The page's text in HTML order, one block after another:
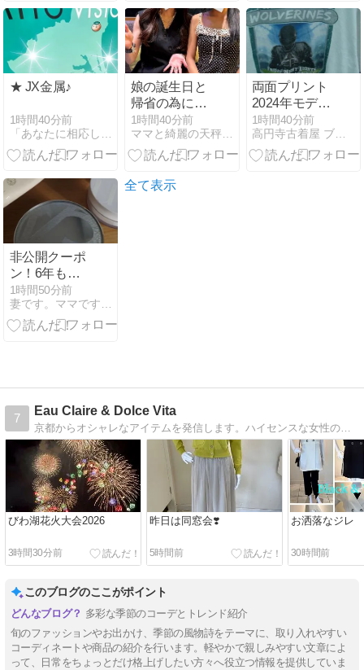
BE@RBRICK
が400%で登
場 | MEDICOM
TOY
★ JX金属♪
1時間40分前
娘の誕生日と
帰省の為に準
備したもの
1時間40分前
ママと綺麗の天秤日記
両面プリント
2024年モデル
WOODLAND
高校アメフト
部×ローカル
1時間40分前
高円寺古着屋 ブレッソンアール （新高円寺駅2分）
非公開クーポ
ン！6年もリ
アルバイして
いる美容アイ
テム！
1時間50分前
妻です。ママです。女です。
全て表示
7
Eau Claire & Dolce Vita
京都からオシャレなアイテムを発信します。ハイセンスな女性の為のセレクトショップ、オークレールとドルチェヴィータです。
びわ湖花火大会2026
3時間30分前
昨日は同窓会❣️
5時間前
お洒落なジレ
30時間前
このブログのここがポイント
多彩な季節のコーデとトレンド紹介
旬のファッションやお出かけ、季節の風物詩をテーマに、取り入れやすい
コーディネートや商品の紹介を行います。軽やかで親しみやすい文章によ
って、日常をちょっとだけ格上げしたい方々へ役立つ情報を提供していま